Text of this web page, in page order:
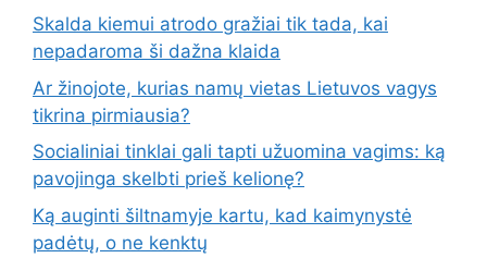
Skalda kiemui atrodo gražiai tik tada, kai
nepadaroma ši dažna klaida
Ar žinojote, kurias namų vietas Lietuvos vagys
tikrina pirmiausia?
Socialiniai tinklai gali tapti užuomina vagims: ką
pavojinga skelbti prieš kelionę?
Ką auginti šiltnamyje kartu, kad kaimynystė
padėtų, o ne kenktų